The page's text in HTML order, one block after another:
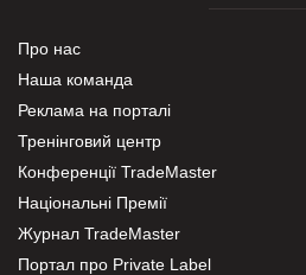
Про нас
Наша команда
Реклама на порталі
Тренінговий центр
Конференції TradeMaster
Національні Премії
Журнал TradeMaster
Портал про Private Label